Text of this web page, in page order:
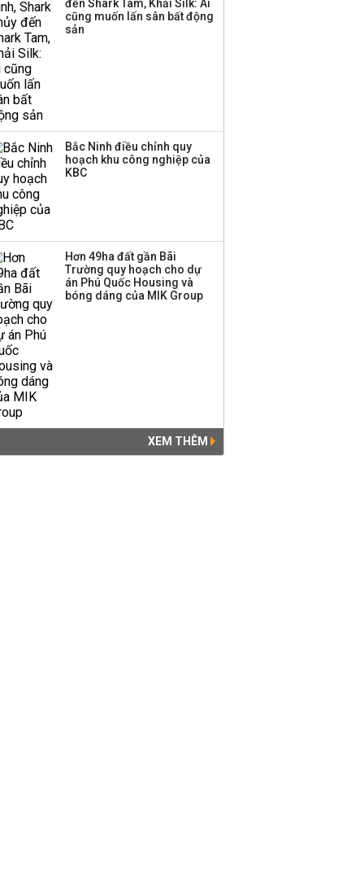
đến Shark Tam, Khải Silk: Ai
cũng muốn lấn sân bất động
sản
Bắc Ninh điều chỉnh quy
hoạch khu công nghiệp của
KBC
Hơn 49ha đất gần Bãi
Trường quy hoạch cho dự
án Phú Quốc Housing và
bóng dáng của MIK Group
XEM THÊM